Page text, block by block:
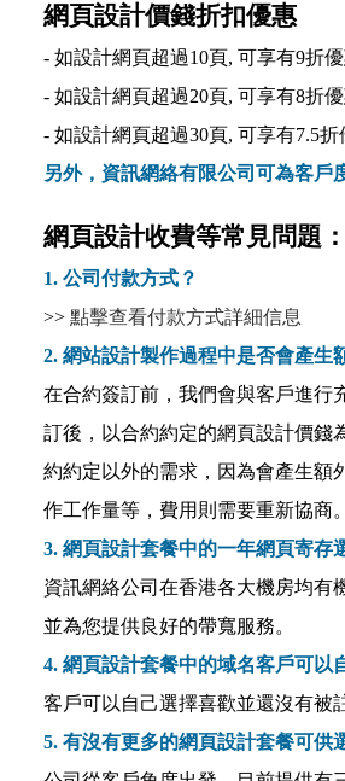
網頁設計價錢折扣優惠
- 如設計網頁超過10頁, 可享有9折
- 如設計網頁超過20頁, 可享有8折
- 如設計網頁超過30頁, 可享有7.5折
另外，資訊網絡有限公司可為客戶
網頁設計收費等常見問題：
1. 公司付款方式？
>> 點擊查看付款方式詳細信息
2. 網站設計製作過程中是否會產生
在合約簽訂前，我們會與客戶進行
訂後，以合約約定的網頁設計價錢
約約定以外的需求，因為會產生額
作工作量等，費用則需要重新協商。
3. 網頁設計套餐中的一年網頁寄存
資訊網絡公司在香港各大機房均有
並為您提供良好的帶寬服務。
4. 網頁設計套餐中的域名客戶可以
客戶可以自己選擇喜歡並還沒有被
5. 有沒有更多的網頁設計套餐可供